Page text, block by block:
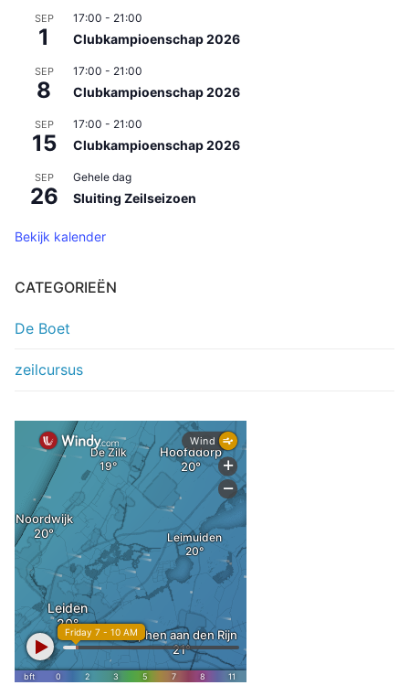
SEP
1
17:00 - 21:00
Clubkampioenschap 2026
SEP
8
17:00 - 21:00
Clubkampioenschap 2026
SEP
15
17:00 - 21:00
Clubkampioenschap 2026
SEP
26
Gehele dag
Sluiting Zeilseizoen
Bekijk kalender
CATEGORIEËN
De Boet
zeilcursus